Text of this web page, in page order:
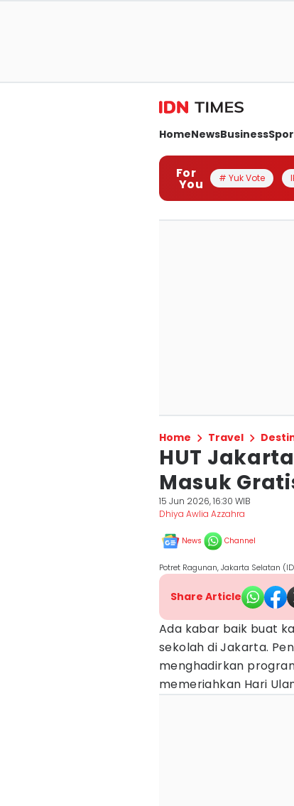
HomeNewsBusiness
For
You # Yuk Vote
Home Travel
HUT
Masuk
15 Jun 2026, 16:30 WIB
Dhiya Awlia Azzahra
News Channel
Potret Ragunan, Jakarta Selatan
Share Article
Ada kabar baik buat
sekolah di Jakarta.
menghadirkan
memeriahkan Hari